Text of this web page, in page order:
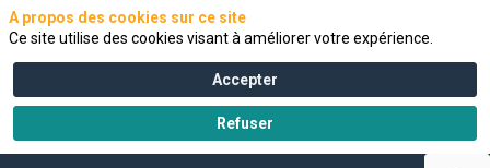
A propos des cookies sur ce site
Ce site utilise des cookies visant à améliorer votre expérience.
Accepter
Refuser